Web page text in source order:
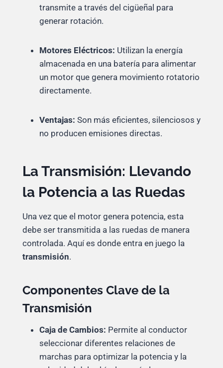
transmite a través del cigüeñal para
generar rotación.
Motores Eléctricos: Utilizan la energía
almacenada en una batería para alimentar
un motor que genera movimiento rotatorio
directamente.
Ventajas: Son más eficientes, silenciosos y
no producen emisiones directas.
La Transmisión: Llevando
la Potencia a las Ruedas
Una vez que el motor genera potencia, esta
debe ser transmitida a las ruedas de manera
controlada. Aquí es donde entra en juego la
transmisión.
Componentes Clave de la
Transmisión
Caja de Cambios: Permite al conductor
seleccionar diferentes relaciones de
marchas para optimizar la potencia y la